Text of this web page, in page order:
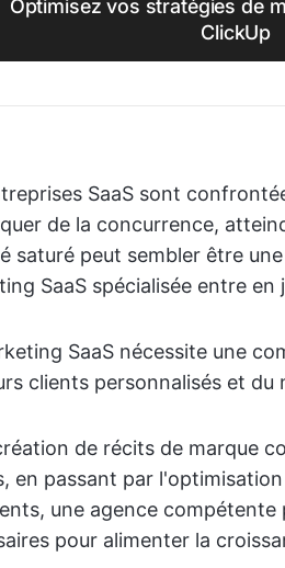
Optimisez vos stratégies de
ClickUp
SaaS sont
de la concurrence,
saturé peut sembler être
SaaS spécialisée entre en
SaaS nécessite une
clients personnalisés et
de récits de marque
en passant par
une agence
pour alimenter la